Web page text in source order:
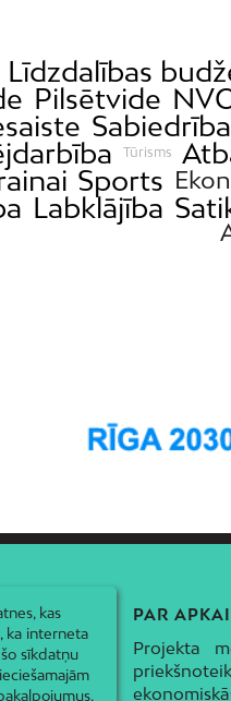
Līdzdalības
Pilsētvide
Tūrisms
Sports
Labklājība
PAR
Projekta
kas
ka interneta
sīkdatņu